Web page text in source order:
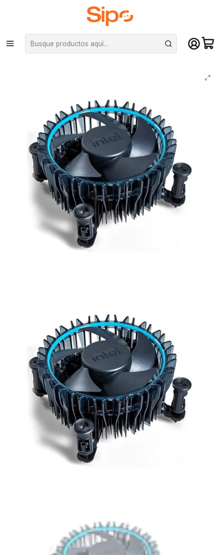
¡Compra hasta mediodía y recibe hoy! De lunes a sábado en el gran
Santiago. Envío gratis desde $29.990
Inicio Componentes PC Cooler CPU Disipador por Aire
Cooler Disipador Cpu Intel Stock Original 12/13gen Lga1700